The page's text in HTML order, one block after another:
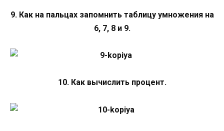
9. Как на пальцах запомнить таблицу умножения на
6, 7, 8 и 9.
10. Как вычислить процент.